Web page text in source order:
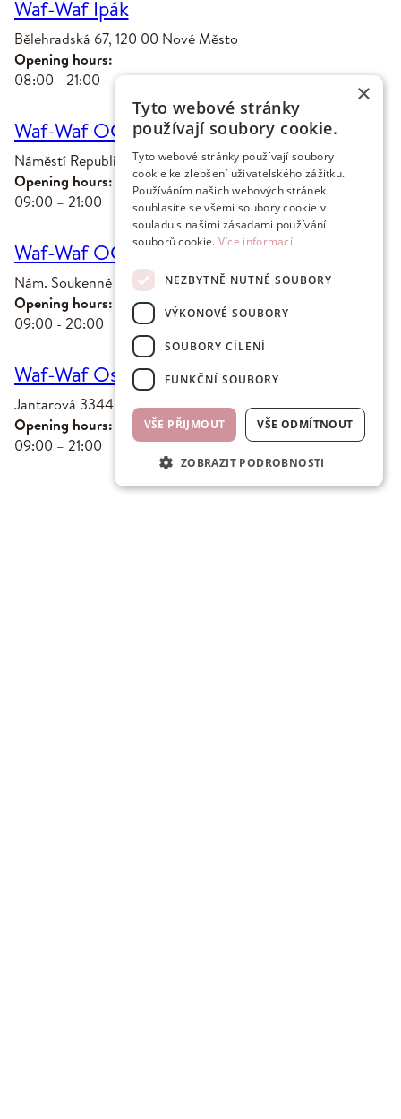
Waf-Waf Ipák
Bělehradská 67, 120 00 Nové Město
Opening hours:
08:00 - 21:00
Waf-Waf OC Palladium
Náměstí Republiky 1, 110 00 Praha 1
Opening hours:
09:00 – 21:00
Waf-Waf OC Forum Liberec
Nám. Soukenné 2a, 460 01 Liberec
Opening hours:
09:00 - 20:00
Waf-Waf Ostrava
Jantarová 3344/4, 702 00 Moravská Ostrava a Přívoz
Opening hours:
09:00 – 21:00
×
Tyto webové stránky
používají soubory cookie.
Tyto webové stránky používají soubory
cookie ke zlepšení uživatelského zážitku.
Používáním našich webových stránek
souhlasíte se všemi soubory cookie v
souladu s našimi zásadami používání
souborů cookie. Více informací
NEZBYTNĚ NUTNÉ SOUBORY
VÝKONOVÉ SOUBORY
SOUBORY CÍLENÍ
FUNKČNÍ SOUBORY
VŠE PŘIJMOUT VŠE ODMÍTNOUT
ZOBRAZIT PODROBNOSTI